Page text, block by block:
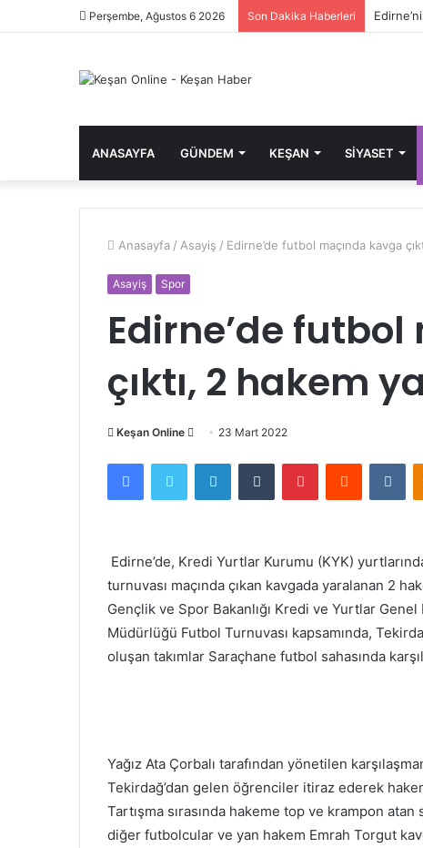
Perşembe, Ağustos 6 2026 Son Dakika Haberleri
ANASAYFA GÜNDEM KEŞAN SIYASET
Anasayfa / Asayiş / Edirne’de futbol maçında kavga
Asayiş Spor
Edirne’de
çıktı, 2 hakem
Keşan Online
posta
göndermek
23 Mart 2022
FacebookTwitter LinkedInTumblr PinterestReddit
Edirne’de, Kredi Yurtlar Kurumu (KYK)
turnuvası maçında çıkan kavgada yaralanan 2
Gençlik ve Spor Bakanlığı Kredi ve Yurtlar
Müdürlüğü Futbol Turnuvası kapsamında,
oluşan takımlar Saraçhane futbol sahasında
Yağız Ata Çorbalı tarafından yönetilen
Tekirdağ’dan gelen öğrenciler itiraz ederek
Tartışma sırasında hakeme top ve krampon
diğer futbolcular ve yan hakem Emrah Torgut